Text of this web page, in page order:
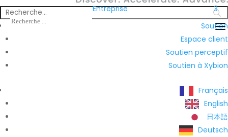
Soutien
Espace client
Soutien perceptif
Soutien à Xybion
Français
English
日本語
Deutsch
Entreprise
3